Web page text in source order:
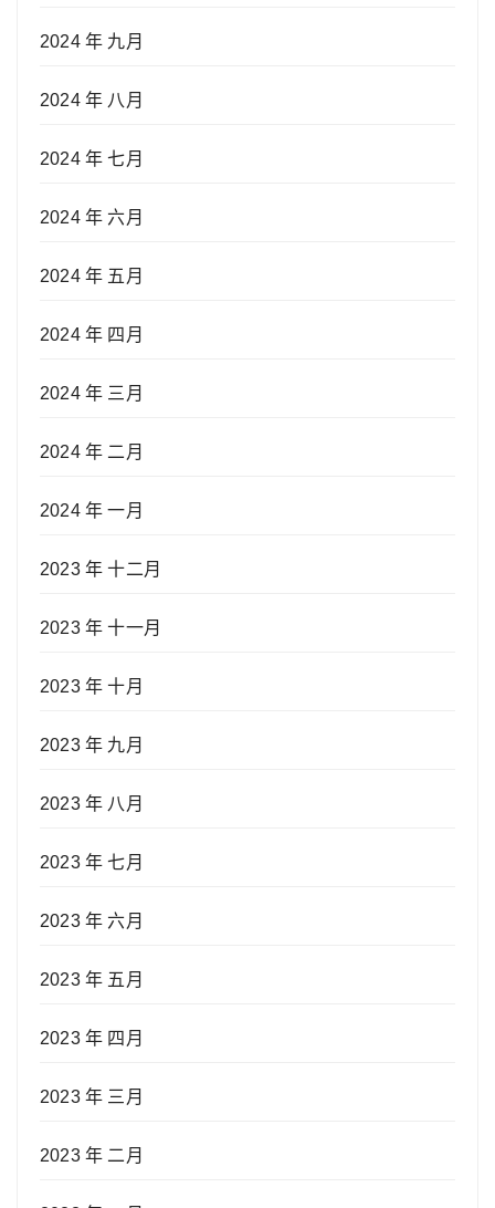
2024 年 九月
2024 年 八月
2024 年 七月
2024 年 六月
2024 年 五月
2024 年 四月
2024 年 三月
2024 年 二月
2024 年 一月
2023 年 十二月
2023 年 十一月
2023 年 十月
2023 年 九月
2023 年 八月
2023 年 七月
2023 年 六月
2023 年 五月
2023 年 四月
2023 年 三月
2023 年 二月